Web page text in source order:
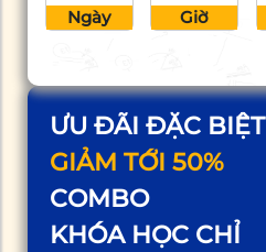
ƯU ĐÃI ĐẶC BIỆT
GIẢM TỚI 50%
COMBO
KHÓA HỌC CHỈ
Ngày Giờ